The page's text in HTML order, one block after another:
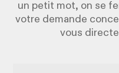
un petit mot, on se
votre demande
vous